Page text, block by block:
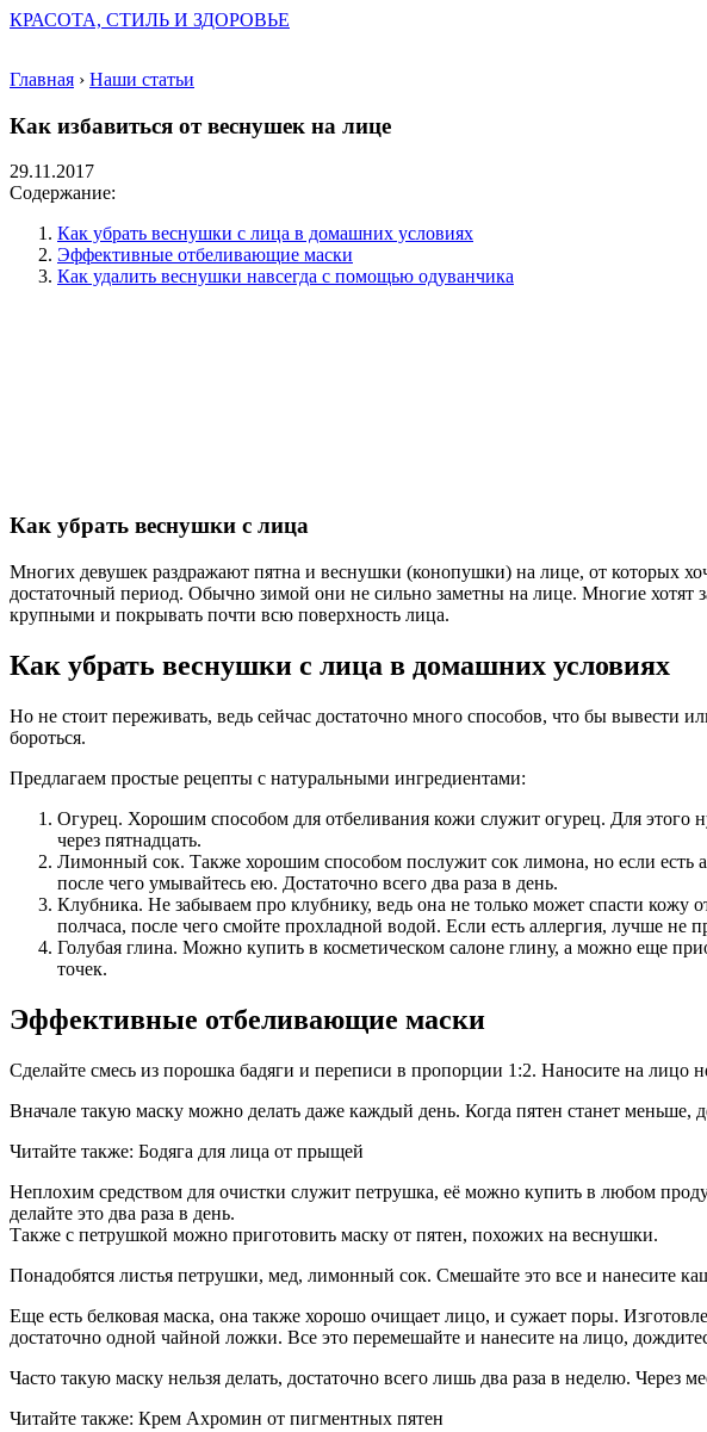
КРАСОТА, СТИЛЬ И ЗДОРОВЬЕ
Главная › Наши статьи
Как избавиться от веснушек на лице
29.11.2017
Содержание:
Как убрать веснушки с лица в домашних условиях
Эффективные отбеливающие маски
Как удалить веснушки навсегда с помощью одуванчика
Как убрать веснушки с лица
Многих девушек раздражают пятна и веснушки (конопушки) на лице, от которых
достаточный период. Обычно зимой они не сильно заметны на лице. Многие хотят
крупными и покрывать почти всю поверхность лица.
Как убрать веснушки с лица в домашних условиях
Но не стоит переживать, ведь сейчас достаточно много способов, что бы вывести
бороться.
Предлагаем простые рецепты с натуральными ингредиентами:
Огурец. Хорошим способом для отбеливания кожи служит огурец. Для этого
через пятнадцать.
Лимонный сок. Также хорошим способом послужит сок лимона, но если есть
после чего умывайтесь ею. Достаточно всего два раза в день.
Клубника. Не забываем про клубнику, ведь она не только может спасти кожу
полчаса, после чего смойте прохладной водой. Если есть аллергия, лучше не
Голубая глина. Можно купить в косметическом салоне глину, а можно еще
точек.
Эффективные отбеливающие маски
Сделайте смесь из порошка бадяги и переписи в пропорции 1:2. Наносите на лицо
Вначале такую маску можно делать даже каждый день. Когда пятен станет меньше,
Читайте также: Бодяга для лица от прыщей
Неплохим средством для очистки служит петрушка, её можно купить в любом
делайте это два раза в день.
Также с петрушкой можно приготовить маску от пятен, похожих на веснушки.
Понадобятся листья петрушки, мед, лимонный сок. Смешайте это все и нанесите
Еще есть белковая маска, она также хорошо очищает лицо, и сужает поры.
достаточно одной чайной ложки. Все это перемешайте и нанесите на лицо,
Часто такую маску нельзя делать, достаточно всего лишь два раза в неделю. Через
Читайте также: Крем Ахромин от пигментных пятен